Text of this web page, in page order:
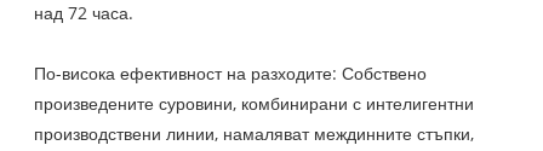
над 72 часа.
По-висока ефективност на разходите: Собствено
произведените суровини, комбинирани с интелигентни
производствени линии, намаляват междинните стъпки,